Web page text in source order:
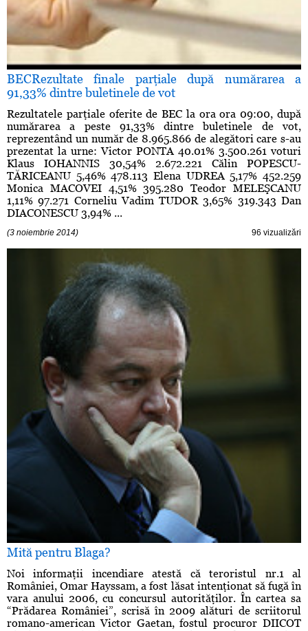
BECRezultate finale parţiale după numărarea a
91,33% dintre buletinele de vot
Rezultatele parţiale oferite de BEC la ora ora 09:00, după
numărarea a peste 91,33% dintre buletinele de vot,
reprezentând un număr de 8.965.866 de alegători care s-au
prezentat la urne: Victor PONTA 40.01% 3.500.261 voturi
Klaus IOHANNIS 30,54% 2.672.221 Călin POPESCU-
TĂRICEANU 5,46% 478.113 Elena UDREA 5,17% 452.259
Monica MACOVEI 4,51% 395.280 Teodor MELEŞCANU
1,11% 97.271 Corneliu Vadim TUDOR 3,65% 319.343 Dan
DIACONESCU 3,94% ...
(3 noiembrie 2014) 96 vizualizări
Mită pentru Blaga?
Noi informaţii incendiare atestă că teroristul nr.1 al
României, Omar Hayssam, a fost lăsat intenţionat să fugă în
vara anului 2006, cu concursul autorităţilor. În cartea sa
“Prădarea României”, scrisă în 2009 alături de scriitorul
romano-american Victor Gaetan, fostul procuror DIICOT